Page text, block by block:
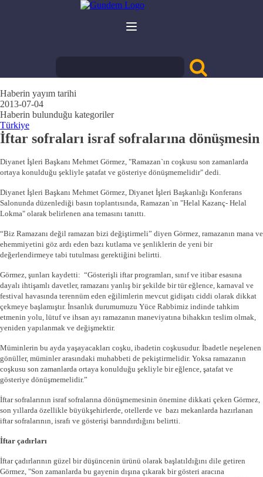
Haberin yayım tarihi
2013-07-04
Haberin bulunduğu kategoriler
Türkiye
İftar sofraları israf sofralarına dönüşmesin
Diyanet İşleri Başkanı Mehmet Görmez, "Ramazan`ın coşkusu son zamanlarda
ortaya konulduğu şekliyle şatafat ve gösteriye dönüşmemelidir" dedi.
Diyanet İşleri Başkanı Mehmet Görmez, Diyanet İşleri Başkanlığı Konferans
Salonunda düzenlediği basın toplantısında, Ramazan`ın "Helal Kazanç- Helal
Lokma" olarak belirlenen ana temasını tanıttı.
“Biz Ramazanı değil ramazan bizi değiştirmeli” diyen Görmez, ramazanın mana ve
ehemmiyetini göz ardı eden bazı kutlama ve şenliklerin de yeni bir
değerlendirmeye tabi tutulması gerektiğini belirtti.
Görmez, şunları kaydetti: “Gösterişli iftar programları, sınıf ve itibar esasına
dayalı ihtişamlı davetler, ramazanı yanlış bir şekilde bir tür eğlence, karnaval ve
festival havasında terennüm eden eğilimlerin mevcut gidişatı ciddi olarak dikkat
çekmeye başlamıştır. İnsanlık durumumuzu Yüce Rabbimiz indinde tahkim
etmenin yolu, lütuf ve ihsan ayı ramazanın maneviyatına bihakkın teslim olmak,
yeniden yapılanmak ve değişmektir.
Müminlerin bu ayda yaşayacakları coşku, ibadetin coşkusudur. İbadetle neşelenen
gönüller, müminler arasındaki muhabbeti de pekiştirmelidir. Yoksa ramazanın
coşkusu son zamanlarda ortaya konulduğu şekliyle bir eğlence, şatafat ve
gösteriye dönüşmemelidir.”
İftar sofralarının israf sofralarına dönüşmemesinin önemine dikkati çeken Görmez,
son yıllarda özellikle büyükşehirlerde, otellerde ve bazı mekanlarda hazırlanan
iftar sofralarının, israfı ve gösterişi barındırdığını belirtti.
İftar çadırları
İftar çadırlarının güzel bir düşüncenin ürünü olarak başlatıldığını dile getiren
Görmez, "Son zamanlarda bu gayenin dışına çıkarak bir gösteri aracına